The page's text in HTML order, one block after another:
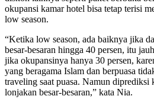
okupansi kamar hotel bisa tetap terisi
low season.
“Ketika low season, ada baiknya jika
besar-besaran hingga 40 persen, itu
jika okupansinya hanya 30 persen,
yang beragama Islam dan berpuasa
traveling saat puasa. Namun diprediksi
lonjakan besar-besaran,” kata Nia.